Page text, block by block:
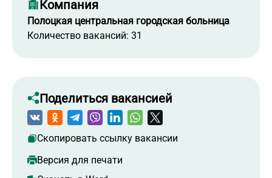
Компания
Полоцкая центральная городская больница
Количество вакансий: 31
Поделиться вакансией
Скопировать ссылку вакансии
Версия для печати